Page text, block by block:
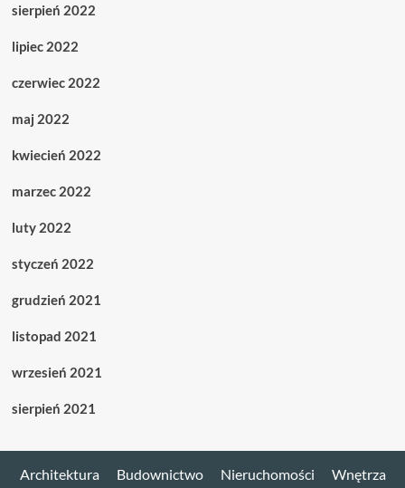
sierpień 2022
lipiec 2022
czerwiec 2022
maj 2022
kwiecień 2022
marzec 2022
luty 2022
styczeń 2022
grudzień 2021
listopad 2021
wrzesień 2021
sierpień 2021
Architektura Budownictwo Nieruchomości Wnętrza